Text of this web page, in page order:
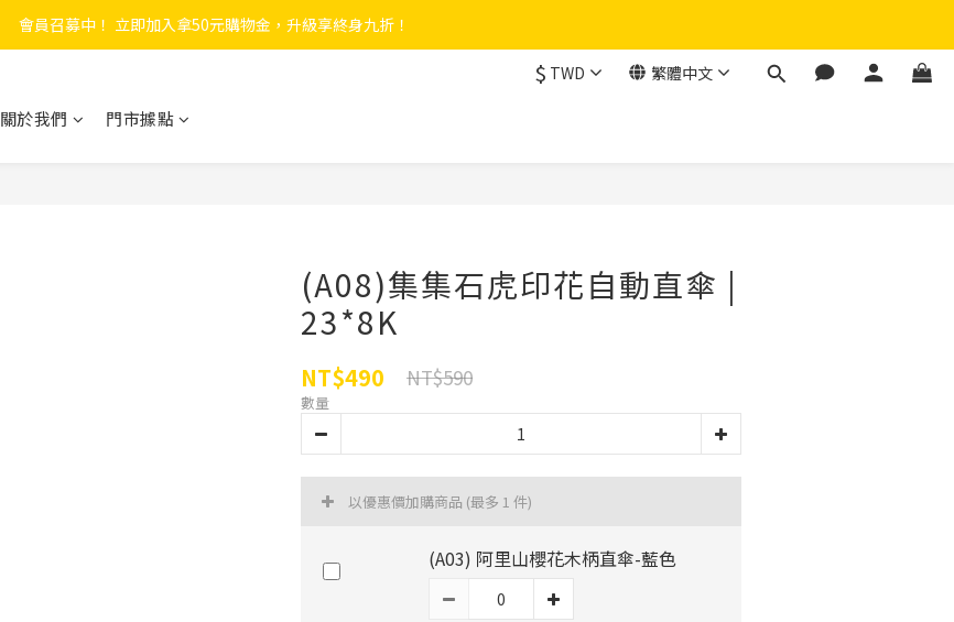
F.SEASONS x Baogani 最新聯名速穿側開雨衣
會員召募中！ 立即加入拿50元購物金，升級享終身九折！
F.SEASONS x Baogani 最新聯名速穿側開雨衣
$ TWD 繁體中文
關於我們 門市據點
(A08)集集石虎印花自動直傘 |
23*8K
NT$490 NT$590
數量
以優惠價加購商品 (最多 1 件)
(A03) 阿里山櫻花木柄直傘-藍色